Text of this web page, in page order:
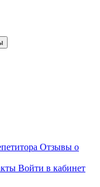
Отзывы о
Войти в кабинет